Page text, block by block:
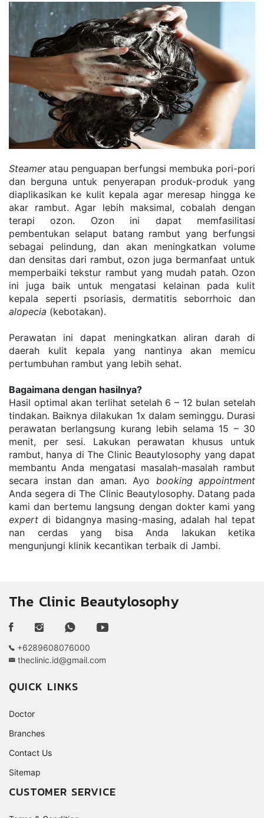
Steamer atau penguapan berfungsi membuka pori-pori
dan berguna untuk penyerapan produk-produk yang
diaplikasikan ke kulit kepala agar meresap hingga ke
akar rambut. Agar lebih maksimal, cobalah dengan
terapi ozon. Ozon ini dapat memfasilitasi
pembentukan selaput batang rambut yang berfungsi
sebagai pelindung, dan akan meningkatkan volume
dan densitas dari rambut, ozon juga bermanfaat untuk
memperbaiki tekstur rambut yang mudah patah. Ozon
ini juga baik untuk mengatasi kelainan pada kulit
alopecia (kebotakan).
Perawatan ini dapat meningkatkan aliran darah di
daerah kulit kepala yang nantinya akan memicu
pertumbuhan rambut yang lebih sehat.
Bagaimana dengan hasilnya?
Hasil optimal akan terlihat setelah 6 – 12 bulan setelah
tindakan. Baiknya dilakukan 1x dalam seminggu. Durasi
perawatan berlangsung kurang lebih selama 15 – 30
menit, per sesi. Lakukan perawatan khusus untuk
rambut, hanya di The Clinic Beautylosophy yang dapat
membantu Anda mengatasi masalah-masalah rambut
secara instan dan aman. Ayo booking appointment
Anda segera di The Clinic Beautylosophy. Datang pada
expert di bidangnya masing-masing, adalah hal tepat
nan cerdas yang bisa Anda lakukan ketika
mengunjungi klinik kecantikan terbaik di Jambi.
The Clinic Beautylosophy
+6289608076000
theclinic.id@gmail.com
QUICK LINKS
Doctor
Branches
Contact Us
Sitemap
CUSTOMER SERVICE